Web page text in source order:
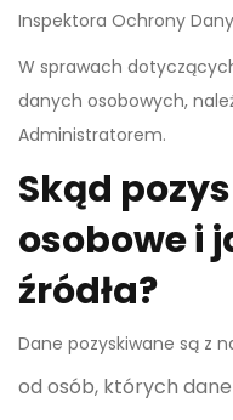
Inspektora Ochrony
W sprawach
danych osobowych,
Administratorem.
Skąd
osobowe i
źródła?
Dane pozyskiwane są z
od osób, których